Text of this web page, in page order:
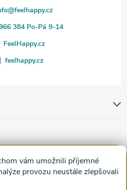
vám umožnili příjemné
provozu neustále zlepšovali
@feelhappy.cz
384 Po-Pá 9-14
FeelHappy.cz
feelhappy.cz
do obýváku